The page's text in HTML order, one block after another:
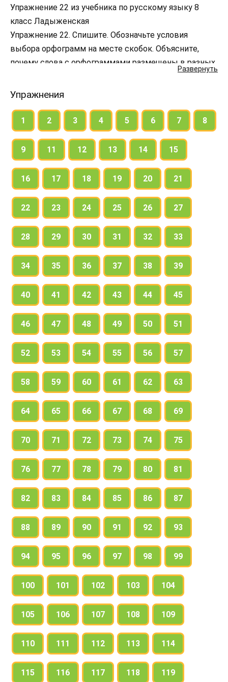
Развернуть
Упражнение 22 из учебника по русскому языку 8
класс Ладыженская
Упражнение 22. Спишите. Обозначьте условия
выбора орфограмм на месте скобок. Объясните,
почему слова с орфограммами размещены в разных
Упражнения
1 2 3 4 5 6 7 8
9 11 12 13 14 15
16 17 18 19 20 21
22 23 24 25 26 27
28 29 30 31 32 33
34 35 36 37 38 39
40 41 42 43 44 45
46 47 48 49 50 51
52 53 54 55 56 57
58 59 60 61 62 63
64 65 66 67 68 69
70 71 72 73 74 75
76 77 78 79 80 81
82 83 84 85 86 87
88 89 90 91 92 93
94 95 96 97 98 99
100 101 102 103 104
105 106 107 108 109
110 111 112 113 114
115 116 117 118 119